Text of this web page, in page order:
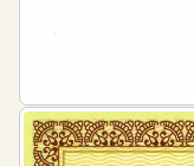
Порядка
знаний
организаций"